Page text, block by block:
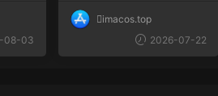
08-03
imacos.top
2026-07-22